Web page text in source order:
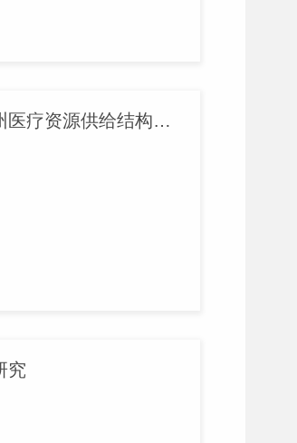
社会研究所：以居民医疗需求为导向，优化广州医疗资源供给结构研究
究